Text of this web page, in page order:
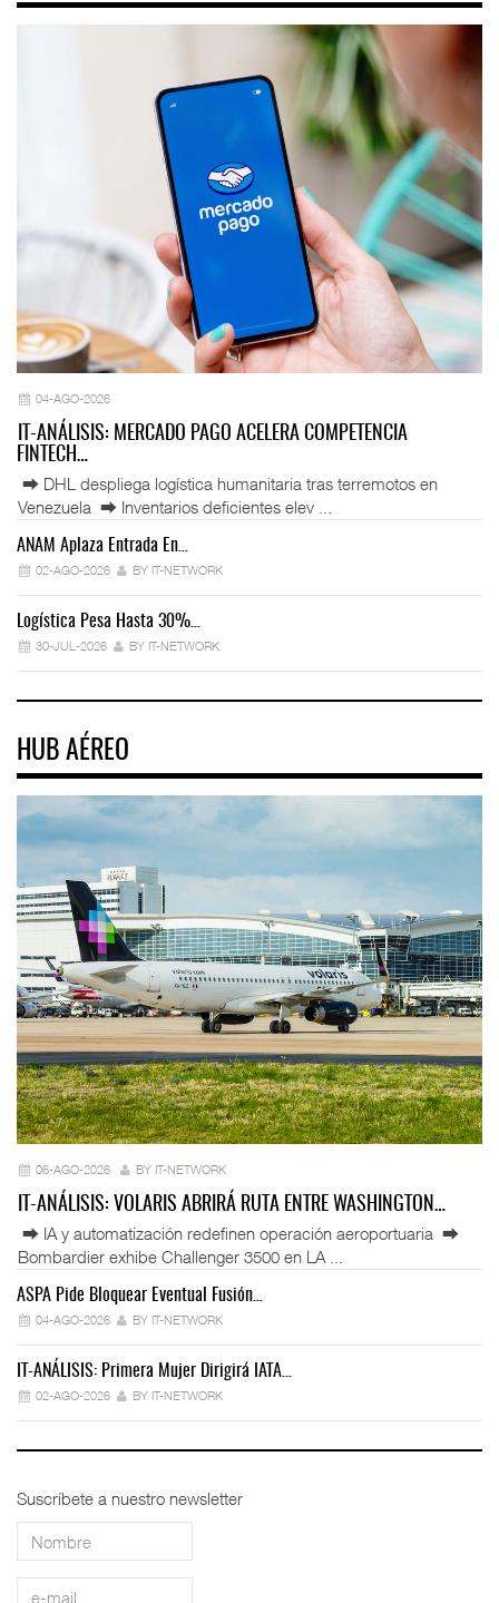
04-AGO-2026
IT-ANÁLISIS: MERCADO PAGO ACELERA COMPETENCIA
FINTECH…
⮕ DHL despliega logística humanitaria tras terremotos en
Venezuela ⮕ Inventarios deficientes elev ...
ANAM Aplaza Entrada En…
02-AGO-2026 BY IT-NETWORK
Logística Pesa Hasta 30%…
30-JUL-2026 BY IT-NETWORK
HUB AÉREO
06-AGO-2026 BY IT-NETWORK
IT-ANÁLISIS: VOLARIS ABRIRÁ RUTA ENTRE WASHINGTON…
⮕ IA y automatización redefinen operación aeroportuaria ⮕
Bombardier exhibe Challenger 3500 en LA ...
ASPA Pide Bloquear Eventual Fusión…
04-AGO-2026 BY IT-NETWORK
IT-ANÁLISIS: Primera Mujer Dirigirá IATA…
02-AGO-2026 BY IT-NETWORK
Suscríbete a nuestro newsletter